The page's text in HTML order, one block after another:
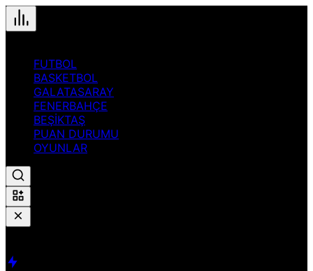
FUTBOL
BASKETBOL
GALATASARAY
FENERBAHÇE
BEŞİKTAŞ
PUAN DURUMU
OYUNLAR